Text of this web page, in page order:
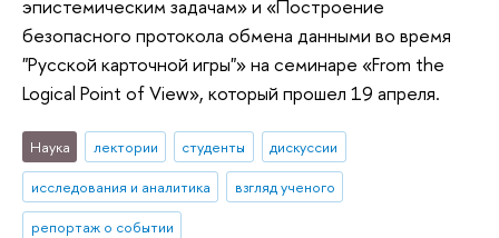
эпистемическим задачам» и «Построение
безопасного протокола обмена данными во время
"Русской карточной игры"» на семинаре «From the
Logical Point of View», который прошел 19 апреля.
Наука лектории студенты
дискуссии
исследования и аналитика
взгляд ученого
репортаж о событии